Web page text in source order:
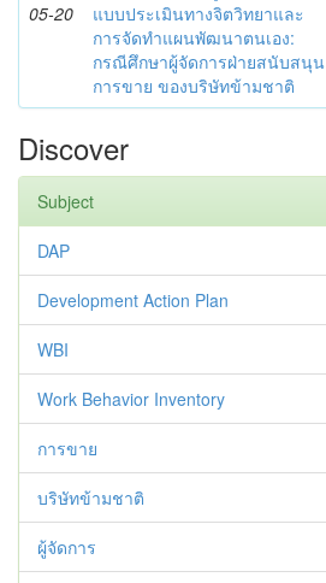
05-20
แบบประเมินทางจิตวิทยาและ
การจัดทำแผนพัฒนาตนเอง:
กรณีศึกษาผู้จัดการฝ่ายสนับสนุน
การขาย ของบริษัทข้ามชาติ
Discover
Subject
DAP
Development Action Plan
WBI
Work Behavior Inventory
การขาย
บริษัทข้ามชาติ
ผู้จัดการ